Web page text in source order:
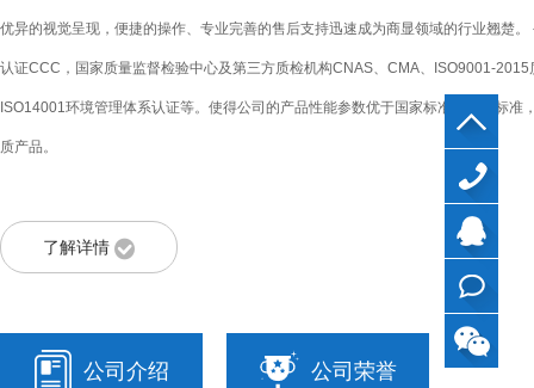
优异的视觉呈现，便捷的操作、专业完善的售后支持迅速成为商显领域的行业翘楚
认证CCC，国家质量监督检验中心及第三方质检机构CNAS、CMA、ISO9001-2015
ISO14001环境管理体系认证等。使得公司的产品性能参数优于国家标准和行业标准
质产品。
了解详情
公司介绍 公司荣誉
QQ
在线